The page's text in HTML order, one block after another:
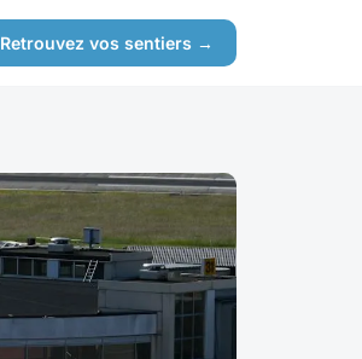
Retrouvez vos sentiers →